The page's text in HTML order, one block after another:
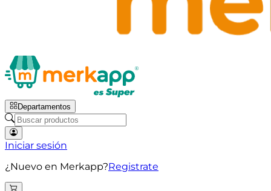
Departamentos
Iniciar sesión
¿Nuevo en Merkapp?Registrate